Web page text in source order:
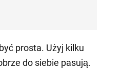
prosta. Użyj kilku
do siebie pasują.